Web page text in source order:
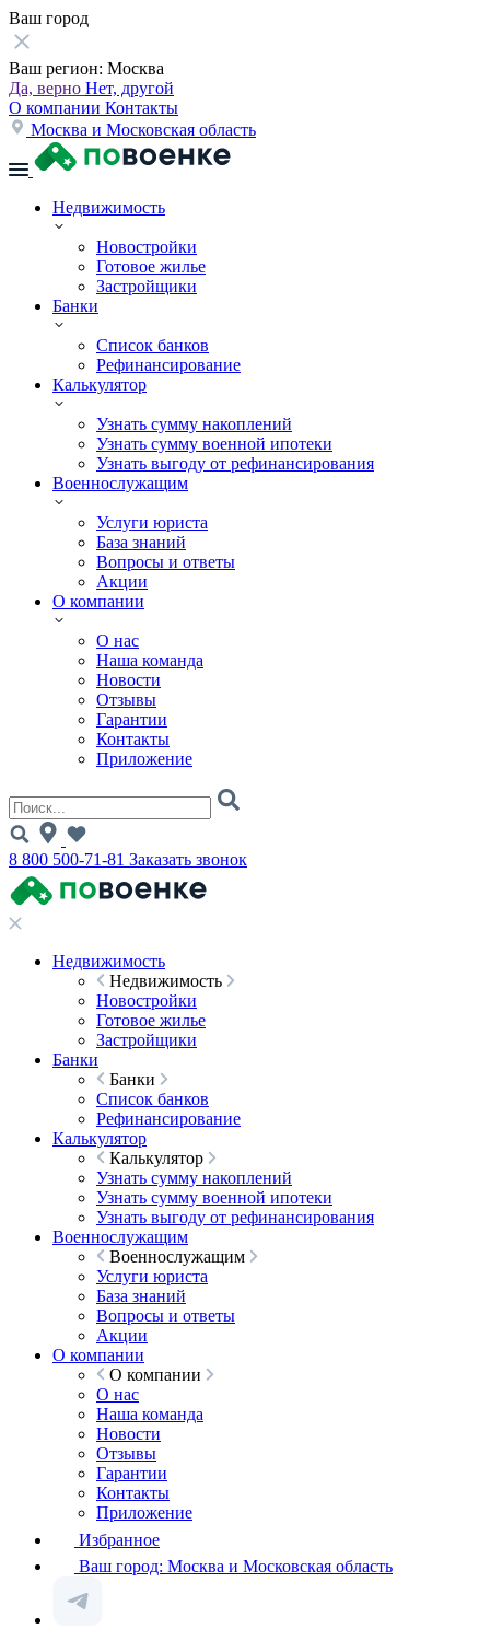
Ваш город
Ваш регион: Москва
Да, верно Нет, другой
О компании Контакты
Москва и Московская область
Недвижимость
Новостройки
Готовое жилье
Застройщики
Банки
Список банков
Рефинансирование
Калькулятор
Узнать сумму накоплений
Узнать сумму военной ипотеки
Узнать выгоду от рефинансирования
Военнослужащим
Услуги юриста
База знаний
Вопросы и ответы
Акции
О компании
О нас
Наша команда
Новости
Отзывы
Гарантии
Контакты
Приложение
8 800 500-71-81 Заказать звонок
Недвижимость
Недвижимость
Новостройки
Готовое жилье
Застройщики
Банки
Банки
Список банков
Рефинансирование
Калькулятор
Калькулятор
Узнать сумму накоплений
Узнать сумму военной ипотеки
Узнать выгоду от рефинансирования
Военнослужащим
Военнослужащим
Услуги юриста
База знаний
Вопросы и ответы
Акции
О компании
О компании
О нас
Наша команда
Новости
Отзывы
Гарантии
Контакты
Приложение
Избранное
Ваш город: Москва и Московская область